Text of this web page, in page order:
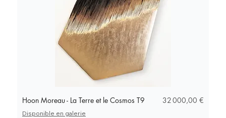
Hoon Moreau - La Terre et le Cosmos T9 Prix
32 000,00 €
Disponible en galerie